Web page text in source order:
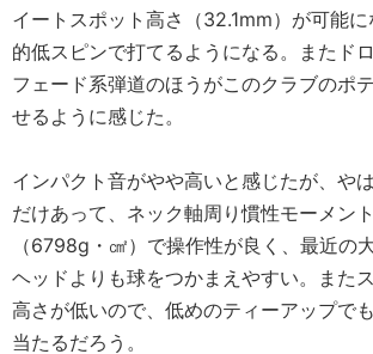
イートスポット高さ（32.1mm）が可能
的低スピンで打てるようになる。またド
フェード系弾道のほうがこのクラブのポ
せるように感じた。
インパクト音がやや高いと感じたが、や
だけあって、ネック軸周り慣性モーメン
（6798g・㎠）で操作性が良く、最近の
ヘッドよりも球をつかまえやすい。また
高さが低いので、低めのティーアップで
当たるだろう。